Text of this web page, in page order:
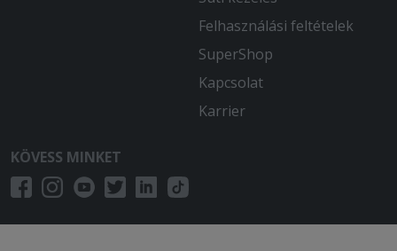
Felhasználási feltételek
SuperShop
Kapcsolat
Karrier
KÖVESS MINKET